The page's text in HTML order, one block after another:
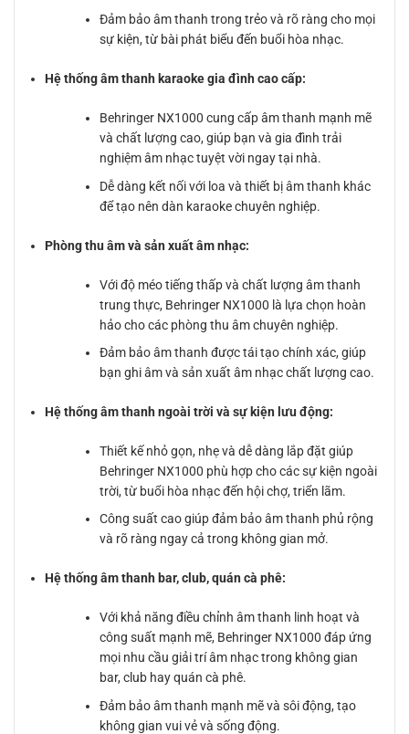
Đảm bảo âm thanh trong trẻo và rõ ràng cho mọi
sự kiện, từ bài phát biểu đến buổi hòa nhạc.
Hệ thống âm thanh karaoke gia đình cao cấp:
Behringer NX1000 cung cấp âm thanh mạnh mẽ
và chất lượng cao, giúp bạn và gia đình trải
nghiệm âm nhạc tuyệt vời ngay tại nhà.
Dễ dàng kết nối với loa và thiết bị âm thanh khác
để tạo nên dàn karaoke chuyên nghiệp.
Phòng thu âm và sản xuất âm nhạc:
Với độ méo tiếng thấp và chất lượng âm thanh
trung thực, Behringer NX1000 là lựa chọn hoàn
hảo cho các phòng thu âm chuyên nghiệp.
Đảm bảo âm thanh được tái tạo chính xác, giúp
bạn ghi âm và sản xuất âm nhạc chất lượng cao.
Hệ thống âm thanh ngoài trời và sự kiện lưu động:
Thiết kế nhỏ gọn, nhẹ và dễ dàng lắp đặt giúp
Behringer NX1000 phù hợp cho các sự kiện ngoài
trời, từ buổi hòa nhạc đến hội chợ, triển lãm.
Công suất cao giúp đảm bảo âm thanh phủ rộng
và rõ ràng ngay cả trong không gian mở.
Hệ thống âm thanh bar, club, quán cà phê:
Với khả năng điều chỉnh âm thanh linh hoạt và
công suất mạnh mẽ, Behringer NX1000 đáp ứng
mọi nhu cầu giải trí âm nhạc trong không gian
bar, club hay quán cà phê.
Đảm bảo âm thanh mạnh mẽ và sôi động, tạo
không gian vui vẻ và sống động.